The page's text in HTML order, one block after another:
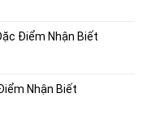
Điểm Nhận Biết
Nhận Biết